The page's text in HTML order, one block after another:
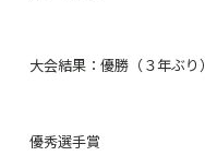
大会結果：優勝（３年ぶり）
優秀選手賞